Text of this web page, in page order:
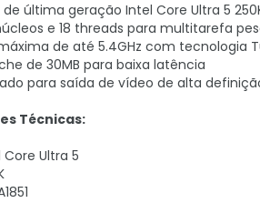
última geração Intel Core Ultra 5
e 18 threads para multitarefa
de até 5.4GHz com tecnologia
de 30MB para baixa latência
para saída de vídeo de alta
Técnicas:
Ultra 5